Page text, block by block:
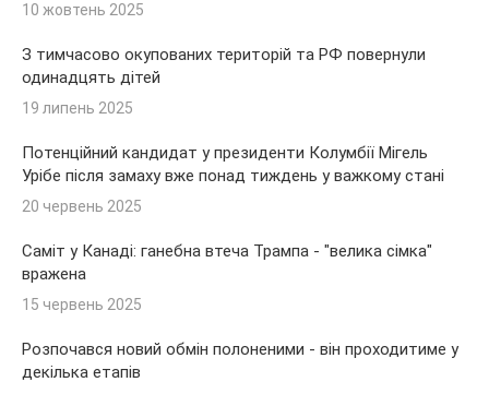
10 жовтень 2025
З тимчасово окупованих територій та РФ повернули
одинадцять дітей
19 липень 2025
Потенційний кандидат у президенти Колумбії Мігель
Урібе після замаху вже понад тиждень у важкому стані
20 червень 2025
Саміт у Канаді: ганебна втеча Трампа - "велика сімка"
вражена
15 червень 2025
Розпочався новий обмін полоненими - він проходитиме у
декілька етапів